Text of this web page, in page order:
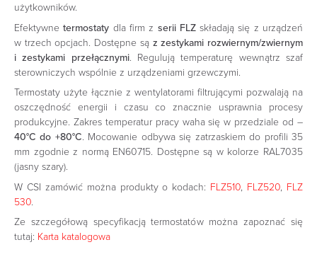
użytkowników.
Efektywnetermostaty dla firm z serii FLZskładają się z urządzeń
w trzech opcjach. Dostępne są z zestykami rozwiernym/zwiernym
i zestykami przełącznymi. Regulują temperaturę wewnątrz szaf
sterowniczych wspólnie z urządzeniami grzewczymi.
Termostaty użyte łącznie z wentylatorami filtrującymi pozwalają na
oszczędność energii i czasu co znacznie usprawnia procesy
produkcyjne. Zakres temperatur pracy waha się w przedziale od –
40°C do +80°C. Mocowanie odbywa się zatrzaskiem do profili 35
mm zgodnie z normą EN60715. Dostępne są w kolorze RAL7035
(jasny szary).
W CSI zamówić można produkty o kodach: FLZ510, FLZ520, FLZ
530.
Ze szczegółową specyfikacją termostatów można zapoznać się
tutaj: Karta katalogowa